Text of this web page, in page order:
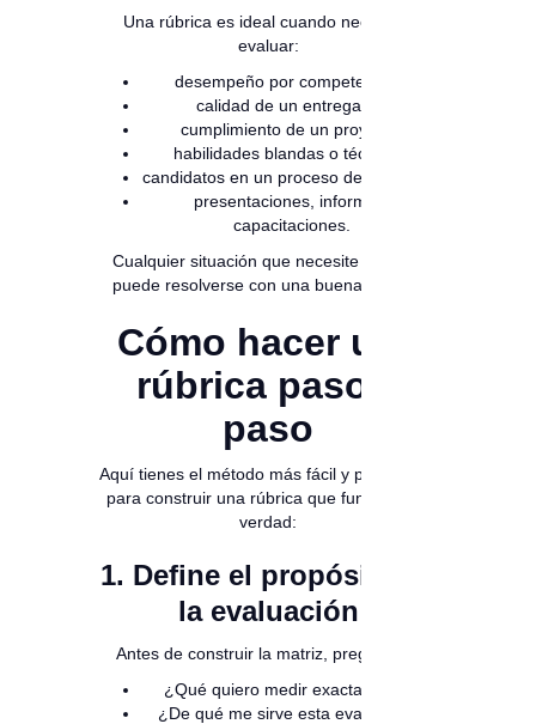
Una rúbrica es ideal cuando necesitas
evaluar:
desempeño por competencias,
calidad de un entregable,
cumplimiento de un proyecto,
habilidades blandas o técnicas,
candidatos en un proceso de selección,
presentaciones, informes,
capacitaciones.
Cualquier situación que necesite claridad
puede resolverse con una buena rúbrica.
Cómo hacer una
rúbrica paso a
paso
Aquí tienes el método más fácil y profesional
para construir una rúbrica que funcione de
verdad:
1. Define el propósito de
la evaluación
Antes de construir la matriz, pregúntate:
¿Qué quiero medir exactamente?
¿De qué me sirve esta evaluación?